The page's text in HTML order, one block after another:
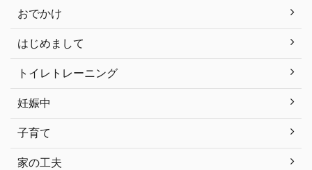
おでかけ
はじめまして
トイレトレーニング
妊娠中
子育て
家の工夫